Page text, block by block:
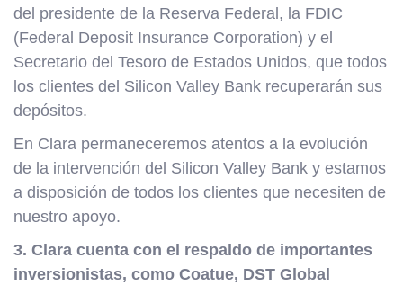
del presidente de la Reserva Federal, la FDIC
(Federal Deposit Insurance Corporation) y el
Secretario del Tesoro de Estados Unidos, que todos
los clientes del Silicon Valley Bank recuperarán sus
depósitos.
En Clara permaneceremos atentos a la evolución
de la intervención del Silicon Valley Bank y estamos
a disposición de todos los clientes que necesiten de
nuestro apoyo.
3. Clara cuenta con el respaldo de importantes
inversionistas, como Coatue, DST Global